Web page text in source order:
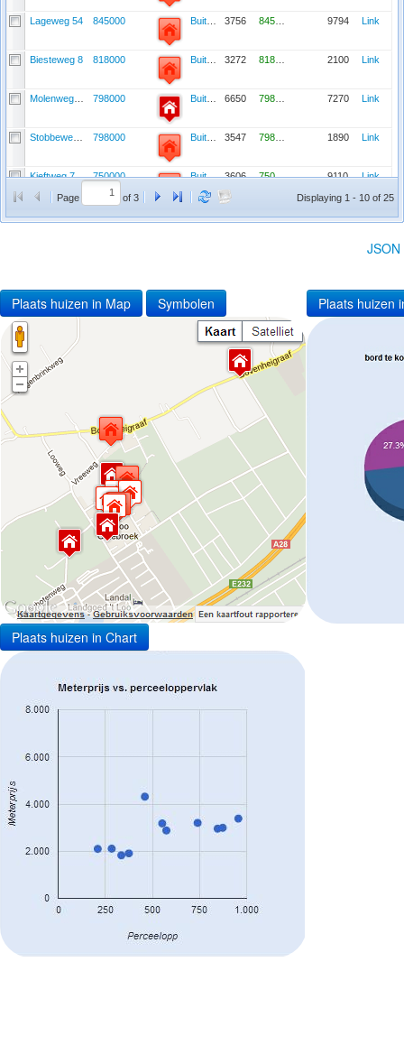
Lageweg 54 845000 3756 9794 Link
Biesteweg 8 818000 3272 2100 Link
798000 6650 7270 Link
798000 3547 1890 Link
Kieftweg 7 750000 Buitengebied Noord, Regionaal Bedrijventerrein, Hierden, Glindweg, Buitengebied Zuid, Gebied "de Duinen", Recreatiegebied 3606 750000 9110 Link
Beekweg 8 749000 Buitengebied Noord, Regionaal Bedrijventerrein, Hierden, Glindweg, Buitengebied Zuid, Gebied "de Duinen", Recreatiegebied 3484 749000 2040 Link
Page of 3 Displaying 1 - 10 of 25
JSON
Plaats huizen in Map Symbolen Plaats huizen
Plaats huizen in Chart